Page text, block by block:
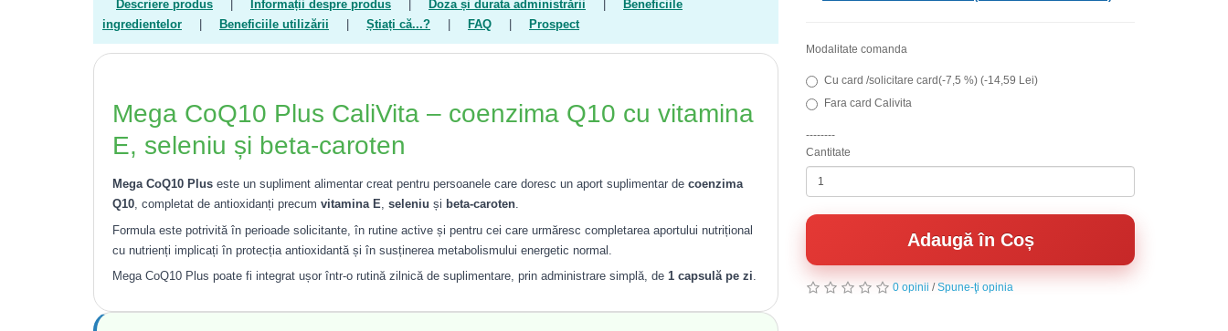
Descriere produs Informații despre produs Doza și durata administrării
Beneficiile
ingredientelor
Beneficiile utilizării Știați că...? FAQ Prospect
Mega CoQ10 Plus CaliVita – coenzima Q10 cu vitamina
E, seleniu și beta-caroten
Mega CoQ10 Plus este un supliment alimentar creat pentru persoanele care doresc un aport suplimentar de coenzima
Q10, completat de antioxidanți precum vitamina E, seleniu și beta-caroten.
Formula este potrivită în perioade solicitante, în rutine active și pentru cei care urmăresc completarea aportului nutrițional
cu nutrienți implicați în protecția antioxidantă și în susținerea metabolismului energetic normal.
Mega CoQ10 Plus poate fi integrat ușor într-o rutină zilnică de suplimentare, prin administrare simplă, de 1 capsulă pe zi.
Modalitate comanda
Cu card /solicitare card(-7,5 %) (-14,59 Lei)
Fara card Calivita
--------
Cantitate
Adaugă în Coș
0 opinii /Spune-ţi opinia